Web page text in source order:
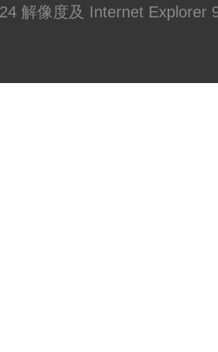
解像度及 Internet Explorer